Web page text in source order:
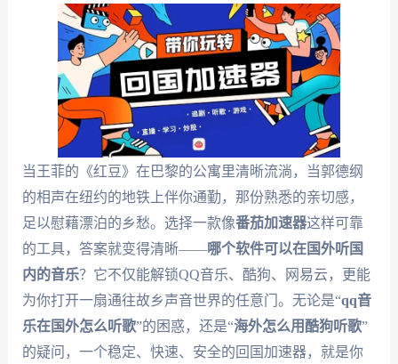
当王菲的《红豆》在巴黎的公寓里清晰流淌，当郭德纲
的相声在纽约的地铁上伴你通勤，那份熟悉的亲切感，
足以慰藉漂泊的乡愁。选择一款像番茄加速器这样可靠
的工具，答案就变得清晰——哪个软件可以在国外听国
内的音乐？它不仅能解锁QQ音乐、酷狗、网易云，更能
为你打开一扇通往故乡声音世界的任意门。无论是“qq音
乐在国外怎么听歌”的困惑，还是“海外怎么用酷狗听歌”
的疑问，一个稳定、快速、安全的回国加速器，就是你